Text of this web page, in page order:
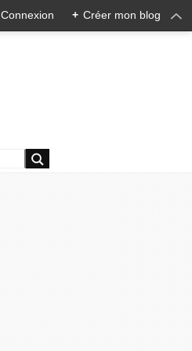
Connexion + Créer mon blog